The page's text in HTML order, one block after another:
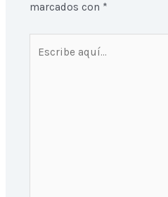
marcados con *